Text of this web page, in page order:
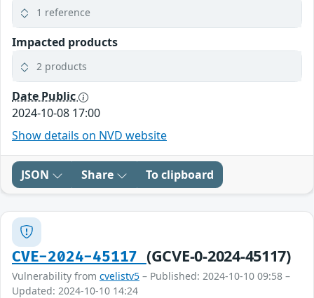
1 reference
Impacted products
2 products
Date Public
2024-10-08 17:00
Show details on NVD website
JSON Share To clipboard
CVE-2024-45117 (GCVE-0-2024-45117)
Vulnerability from cvelistv5 – Published: 2024-10-10 09:58 –
Updated: 2024-10-10 14:24